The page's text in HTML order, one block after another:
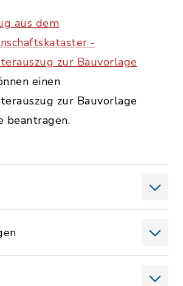
aus dem
-
zur Bauvorlage
einen
zur Bauvorlage
beantragen.